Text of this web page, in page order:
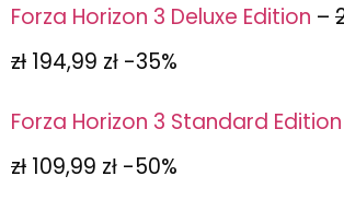
Forza Horizon 3 Deluxe Edition –
zł 194,99 zł -35%
Forza Horizon 3 Standard Edition
zł 109,99 zł -50%